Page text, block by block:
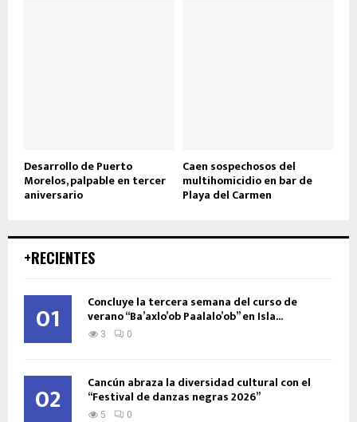
Desarrollo de Puerto
Morelos, palpable en tercer
aniversario
Caen sospechosos del
multihomicidio en bar de
Playa del Carmen
+RECIENTES
01 Concluye la tercera semana del curso de
verano “Ba’axlo’ob Paalalo’ob” en Isla...
3 0
02 Cancún abraza la diversidad cultural con el
“Festival de danzas negras 2026”
5 0